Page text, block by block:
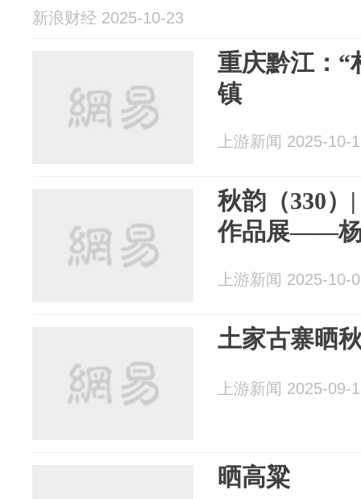
新浪财经 2025-10-23
重庆黔江：“
镇
上游新闻 2025-10-
秋韵（330）
作品展——
上游新闻 2025-10-
土家古寨晒
上游新闻 2025-09-
晒高粱